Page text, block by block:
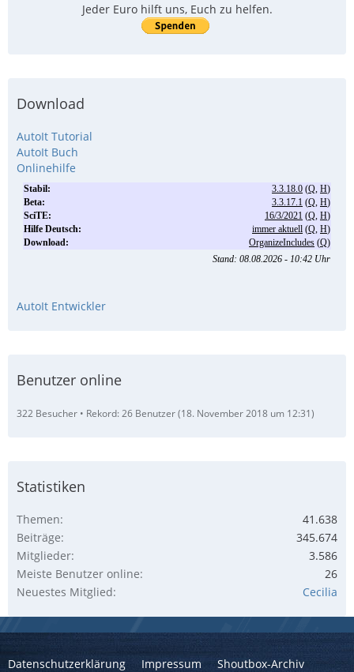
Jeder Euro hilft uns, Euch zu helfen.
Download
AutoIt Tutorial
AutoIt Buch
Onlinehilfe
AutoIt Entwickler
Benutzer online
322 Besucher Rekord: 26 Benutzer (18. November 2018 um 12:31)
Statistiken
Themen
41.638
Beiträge
345.674
Mitglieder
3.586
Meiste Benutzer online
26
Neuestes Mitglied
Cecilia
Datenschutzerklärung Impressum Shoutbox-Archiv